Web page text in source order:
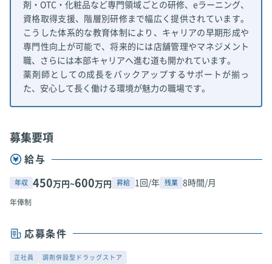
剤・OTC・化粧品など専門領域ごとの研修、eラーニング、
資格取得支援、階層別研修まで幅広く提供されています。
こうした体系的な教育体制により、キャリアの早期形成や
専門性向上が可能で、将来的には店舗管理やマネジメント
職、さらには本部キャリアへ進む道も開かれています。
薬剤師としての成長をバックアップするサポートが揃っ
た、安心して長く働ける環境が魅力の職場です。
募集要項
給与
年収 450万円~600万円 昇給 1回/年 残業 8時間/月
年俸制
応募条件
正社員 調剤併設型ドラッグストア